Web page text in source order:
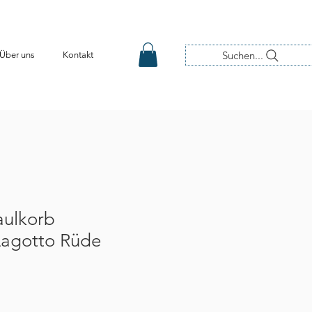
Über uns Kontakt Suchen...
Rüde